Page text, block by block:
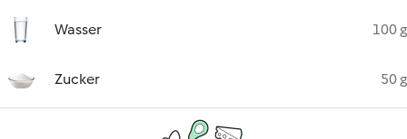
Wasser 100 g
Zucker 50 g